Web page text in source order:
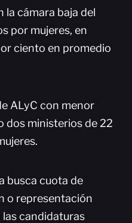
la cámara baja del
por mujeres, en
ciento en promedio
ALyC con menor
dos ministerios de 22
busca cuota de
o representación
las candidaturas